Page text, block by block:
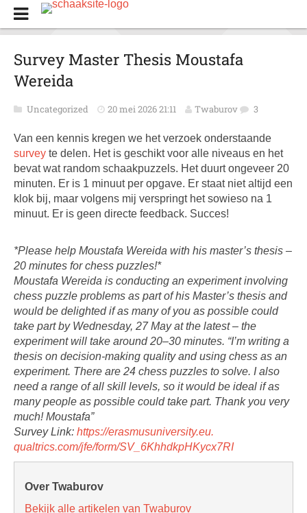
Survey Master Thesis Moustafa
Wereida
Uncategorized 20 mei 2026 21:11 Twaburov 3
Van een kennis kregen we het verzoek onderstaande
survey te delen. Het is geschikt voor alle niveaus en het
bevat wat random schaakpuzzels. Het duurt ongeveer 20
minuten. Er is 1 minuut per opgave. Er staat niet altijd een
klok bij, maar volgens mij verspringt het sowieso na 1
minuut. Er is geen directe feedback. Succes!
*Please help Moustafa Wereida with his master’s thesis –
20 minutes for chess puzzles!*
Moustafa Wereida is conducting an experiment involving
chess puzzle problems as part of his Master’s thesis and
would be delighted if as many of you as possible could
take part by Wednesday, 27 May at the latest – the
experiment will take around 20–30 minutes. “I’m writing a
thesis on decision-making quality and using chess as an
experiment. There are 24 chess puzzles to solve. I also
need a range of all skill levels, so it would be ideal if as
many people as possible could take part. Thank you very
much! Moustafa”
Survey Link: https://erasmusuniversity.eu.
qualtrics.com/jfe/form/SV_ 6KhhdkpHKycx7RI
Over Twaburov
Bekijk alle artikelen van Twaburov